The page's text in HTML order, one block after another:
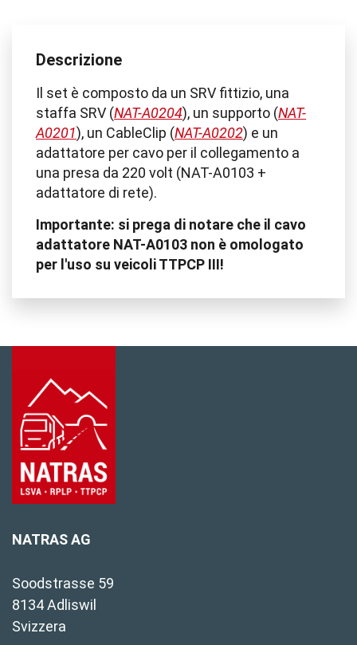
Descrizione
Il set è composto da un SRV fittizio, una
staffa SRV (NAT-A0204), un supporto (NAT-
A0201), un CableClip (NAT-A0202) e un
adattatore per cavo per il collegamento a
una presa da 220 volt (NAT-A0103 +
adattatore di rete).
Importante: si prega di notare che il cavo
adattatore NAT-A0103 non è omologato
per l'uso su veicoli TTPCP III!
NATRAS AG
Soodstrasse 59
8134 Adliswil
Svizzera